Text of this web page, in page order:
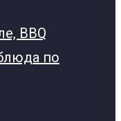
BBQ
по